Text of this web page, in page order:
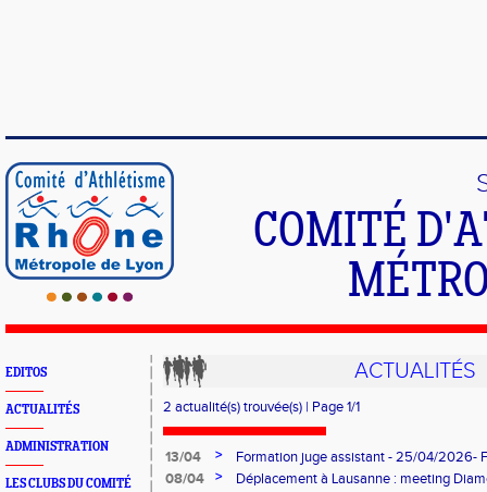
COMITÉ
EDITOS
ACTUALITÉS
ADMINISTRATION
LES CLUBS DU COMITÉ
ACTUALITÉS
2 actualité(s) trouvée(s) | Page 1/1
13/04 >
Formation juge assistant - 25/04/2026-
08/04
>
Déplacement à Lausanne : meeting